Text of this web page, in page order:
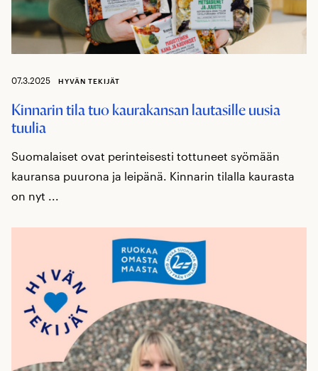
07.3.2025 HYVÄN TEKIJÄT
Kinnarin tila tuo kaurakansan lautasille uusia
tuulia
Suomalaiset ovat perinteisesti tottuneet syömään
kauransa puurona ja leipänä. Kinnarin tilalla kaurasta
on nyt ...